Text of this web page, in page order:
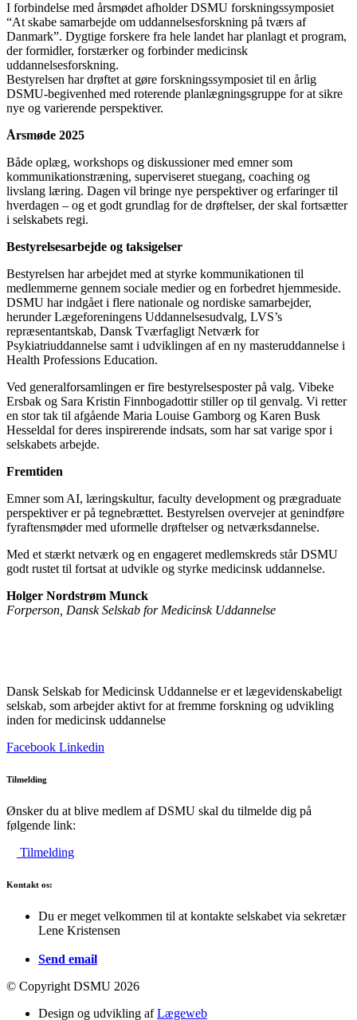
I forbindelse med årsmødet afholder DSMU forskningssymposiet
“At skabe samarbejde om uddannelsesforskning på tværs af
Danmark”. Dygtige forskere fra hele landet har planlagt et program,
der formidler, forstærker og forbinder medicinsk
uddannelsesforskning.
Bestyrelsen har drøftet at gøre forskningssymposiet til en årlig
DSMU-begivenhed med roterende planlægningsgruppe for at sikre
nye og varierende perspektiver.
Årsmøde 2025
Både oplæg, workshops og diskussioner med emner som
kommunikationstræning, superviseret stuegang, coaching og
livslang læring. Dagen vil bringe nye perspektiver og erfaringer til
hverdagen – og et godt grundlag for de drøftelser, der skal fortsætter
i selskabets regi.
Bestyrelsesarbejde og taksigelser
Bestyrelsen har arbejdet med at styrke kommunikationen til
medlemmerne gennem sociale medier og en forbedret hjemmeside.
DSMU har indgået i flere nationale og nordiske samarbejder,
herunder Lægeforeningens Uddannelsesudvalg, LVS’s
repræsentantskab, Dansk Tværfagligt Netværk for
Psykiatriuddannelse samt i udviklingen af en ny masteruddannelse i
Health Professions Education.
Ved generalforsamlingen er fire bestyrelsesposter på valg. Vibeke
Ersbak og Sara Kristin Finnbogadottir stiller op til genvalg. Vi retter
en stor tak til afgående Maria Louise Gamborg og Karen Busk
Hesseldal for deres inspirerende indsats, som har sat varige spor i
selskabets arbejde.
Fremtiden
Emner som AI, læringskultur, faculty development og prægraduate
perspektiver er på tegnebrættet. Bestyrelsen overvejer at genindføre
fyraftensmødermed uformelle drøftelser og netværksdannelse.
Med et stærkt netværk og en engageret medlemskreds står DSMU
godt rustet til fortsat at udvikle og styrke medicinsk uddannelse.
Holger Nordstrøm Munck
Forperson, Dansk Selskab for Medicinsk Uddannelse
Dansk Selskab for Medicinsk Uddannelse er et lægevidenskabeligt
selskab, som arbejder aktivt for at fremme forskning og udvikling
inden for medicinsk uddannelse
Facebook Linkedin
Tilmelding
Ønsker du at blive medlem af DSMU skal du tilmelde dig på
følgende link:
Tilmelding
Kontakt os:
Du er meget velkommen til at kontakte selskabet via sekretær
Lene Kristensen
Send email
© Copyright DSMU 2026
Design og udvikling afLægeweb